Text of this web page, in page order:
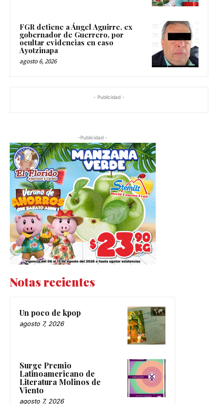
FGR detiene a Ángel Aguirre, ex
gobernador de Guerrero, por
ocultar evidencias en caso
Ayotzinapa
agosto 6, 2026
- Publicidad -
-Publicidad -
Notas recientes
Un poco de kpop
agosto 7, 2026
Surge Premio
Latinoamericano de
Literatura Molinos de
Viento
agosto 7, 2026